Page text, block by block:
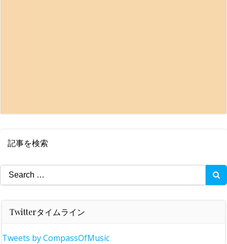
記事を検索
Search
for:
Twitterタイムライン
Tweets by CompassOfMusic